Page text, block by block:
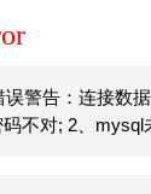
误警告：连接数
不对; 2、mysql